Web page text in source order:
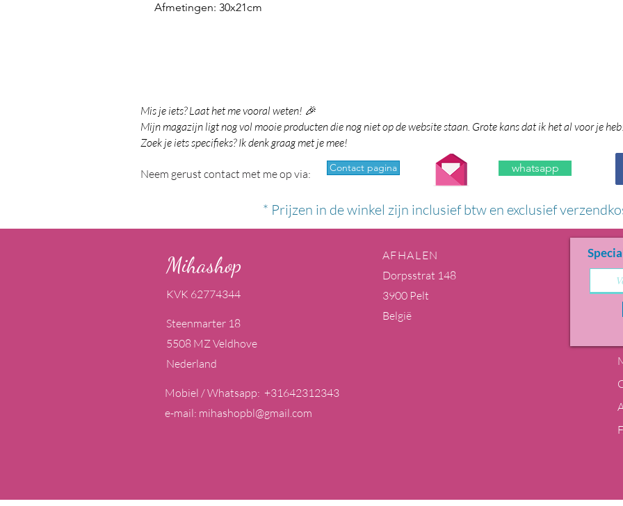
Afmetingen: 30x21cm
Mis je iets? Laat het me vooral weten! 🎉
Mijn magazijn ligt nog vol mooie producten die nog niet op de website staan. Grote kans dat ik het al voor je
Zoek je iets specifieks? Ik denk graag met je mee!
Neem gerust contact met me op via: Contact pagina whatsapp
* Prijzen in de winkel zijn inclusief btw en exclusief
Mihashop
KVK 62774344
Steenmarter 18
5508 MZ Veldhove
Nederland
Mobiel / Whatsapp: +31642312343
e-mail: mihashopbl@gmail.com
AFHALEN
Dorpsstrat 148
3900 Pelt
België